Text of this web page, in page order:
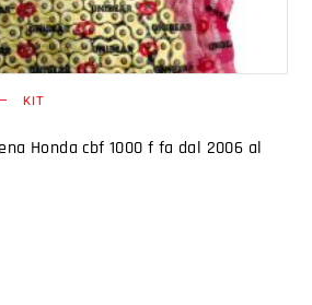
KIT
Honda cbf 1000 f fa dal 2006 al